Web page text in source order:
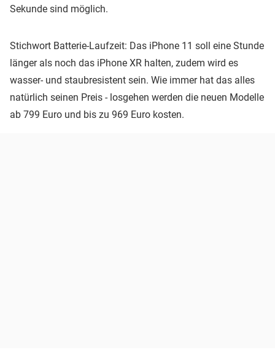
Sekunde sind möglich.
Stichwort Batterie-Laufzeit: Das iPhone 11 soll eine Stunde
länger als noch das iPhone XR halten, zudem wird es
wasser- und staubresistent sein. Wie immer hat das alles
natürlich seinen Preis - losgehen werden die neuen Modelle
ab 799 Euro und bis zu 969 Euro kosten.